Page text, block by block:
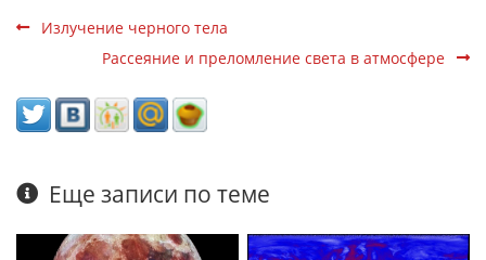
Излучение черного тела
Рассеяние и преломление света в атмосфере
Еще записи по теме